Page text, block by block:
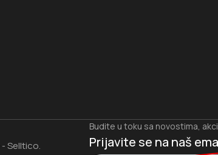
- Selltico.
Budite u toku sa novostima,
Prijavite se na naš